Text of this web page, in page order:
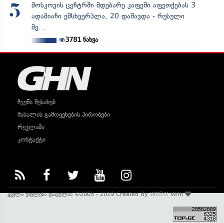
5
მოსკოვის ცენტრში მდებარე კაფეში აფეთქებას 3
ადამიანი ემსხვერპლა, 20 დაშავდა - რუსული
მე...
3781ნახვა
ჩვენს შესახებ
მასალის გამოყენების პირობები
რეკლამა
კონტაქტი
ყველა უფლება დაცულია ©2005 - 2019 Created ByWEB-XWith